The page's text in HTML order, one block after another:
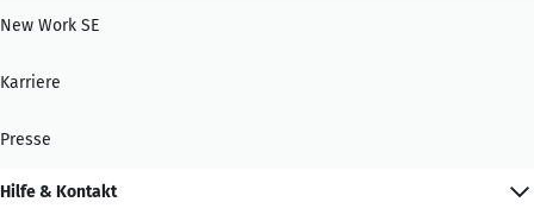
New Work SE
Karriere
Presse
Hilfe & Kontakt